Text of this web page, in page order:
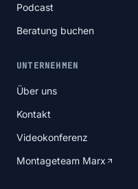
Podcast
Beratung buchen
UNTERNEHMEN
Über uns
Kontakt
Videokonferenz
Montageteam Marx